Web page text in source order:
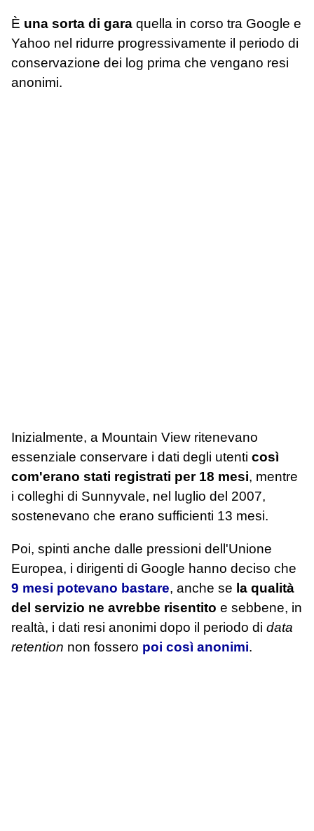
È una sorta di gara quella in corso tra Google e
Yahoo nel ridurre progressivamente il periodo di
conservazione dei log prima che vengano resi
anonimi.
Inizialmente, a Mountain View ritenevano
essenziale conservare i dati degli utenti così
com'erano stati registrati per 18 mesi, mentre
i colleghi di Sunnyvale, nel luglio del 2007,
sostenevano che erano sufficienti 13 mesi.
Poi, spinti anche dalle pressioni dell'Unione
Europea, i dirigenti di Google hanno deciso che
9 mesi potevano bastare, anche se la qualità
del servizio ne avrebbe risentito e sebbene, in
realtà, i dati resi anonimi dopo il periodo di data
retention non fossero poi così anonimi.